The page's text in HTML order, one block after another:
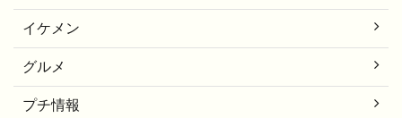
イケメン
グルメ
プチ情報